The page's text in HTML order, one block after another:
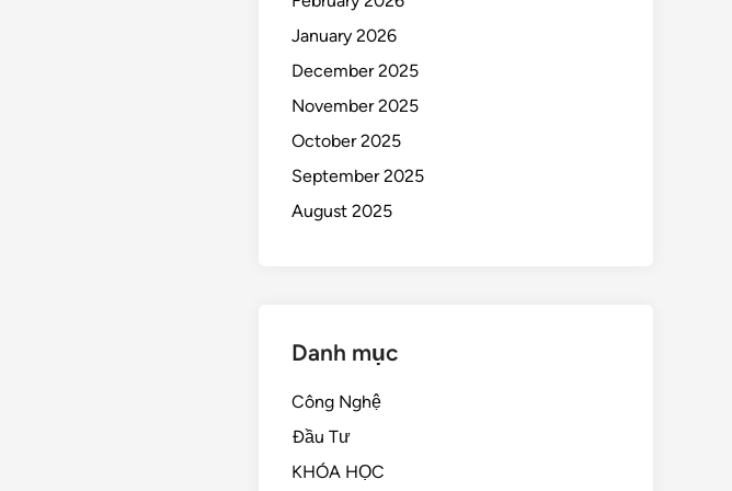
January 2026
December 2025
November 2025
October 2025
September 2025
August 2025
Danh mục
Công Nghệ
Đầu Tư
KHÓA HỌC